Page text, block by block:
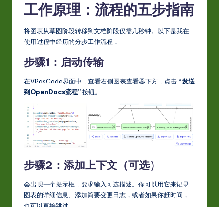
工作原理：流程的五步指南
将图表从草图阶段转移到文档阶段仅需几秒钟。以下是我在
使用过程中经历的分步工作流程：
步骤1：启动传输
在VPasCode界面中，查看右侧图表查看器下方，点击 “发送
到OpenDocs流程”按钮。
步骤2：添加上下文（可选）
会出现一个提示框，要求输入可选描述。你可以用它来记录
图表的详细信息、添加简要变更日志，或者如果你赶时间，
也可以直接跳过。